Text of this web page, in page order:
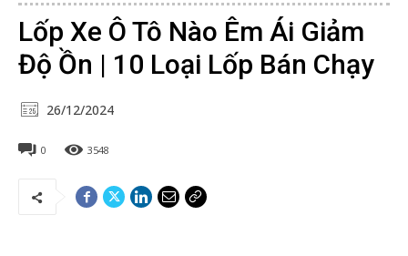
Lốp Xe Ô Tô Nào Êm Ái Giảm
Độ Ồn | 10 Loại Lốp Bán Chạy
26/12/2024
0 3548